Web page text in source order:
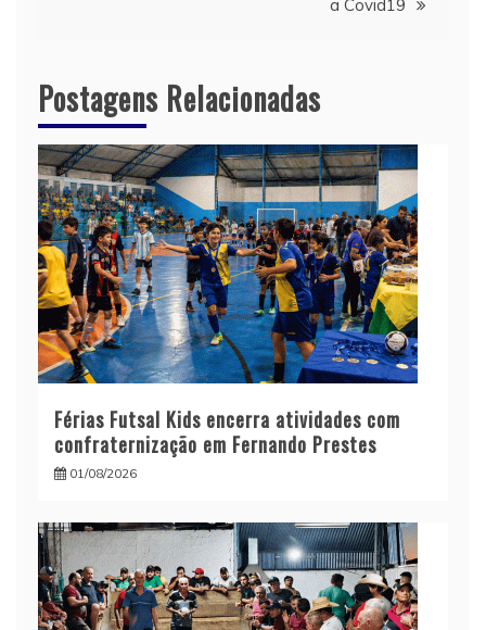
a Covid19
Postagens Relacionadas
Férias Futsal Kids encerra atividades com
confraternização em Fernando Prestes
01/08/2026